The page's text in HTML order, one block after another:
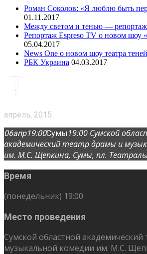
Роман Соколов: «Я люблю быть
01.11.2017
Между светом и тенью —
Репортаж Espreso TV о новом шоу
05.04.2017
News One о новом шоу театра
РБК Украина 04.03.2017
апрель, 2015
06апр19:00Сумы 19:00 Сумской
академический театр драмы и
им. М.С. Щепкина, Сумы, пл.
Время
(понедельник) 19:00
Место проведения
Сумской областной
музыкальной комедии им. М.С.